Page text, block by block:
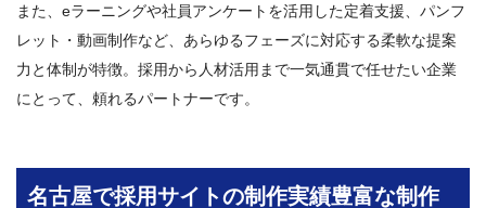
また、eラーニングや社員アンケートを活用した定着支援、パンフ
レット・動画制作など、あらゆるフェーズに対応する柔軟な提案
力と体制が特徴。採用から人材活用まで一気通貫で任せたい企業
にとって、頼れるパートナーです。
名古屋で採用サイトの制作実績豊富な制作